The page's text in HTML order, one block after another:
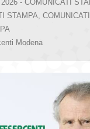
- COMUNICATI
STAMPA
Modena